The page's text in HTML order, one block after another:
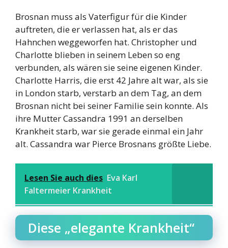
Brosnan muss als Vaterfigur für die Kinder
auftreten, die er verlassen hat, als er das
Hahnchen weggeworfen hat. Christopher und
Charlotte blieben in seinem Leben so eng
verbunden, als wären sie seine eigenen Kinder.
Charlotte Harris, die erst 42 Jahre alt war, als sie
in London starb, verstarb an dem Tag, an dem
Brosnan nicht bei seiner Familie sein konnte. Als
ihre Mutter Cassandra 1991 an derselben
Krankheit starb, war sie gerade einmal ein Jahr
alt. Cassandra war Pierce Brosnans größte Liebe.
Lesen Sie auch dies Eva Karl
Faltermeier Krankheit
Diese „elegante Krankheit“